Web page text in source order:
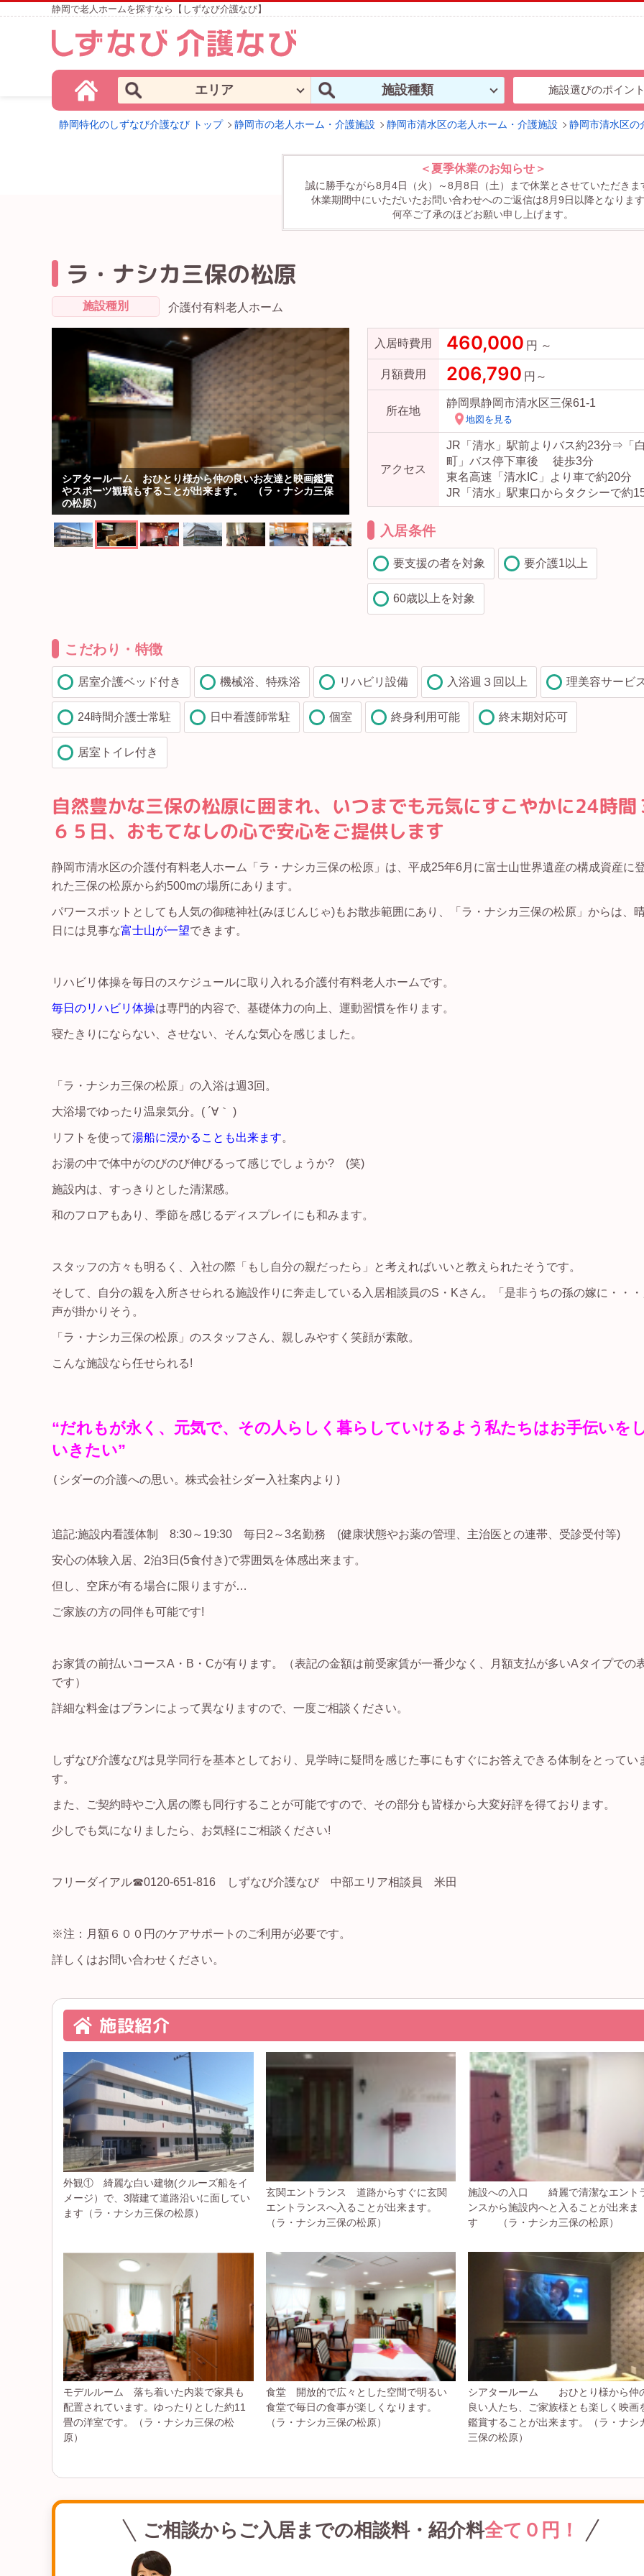
静岡で老人ホームを探すなら【しずなび介護なび】
エリア 施設種類 施設選びのポイン
静岡特化のしずなび介護なび トップ 静岡市の老人ホーム・介護施設 静岡市清水区の老人ホーム・介護施設 静岡市清水区の
＜夏季休業のお知らせ＞
誠に勝手ながら8月4日（火）～8月8日（土）まで休業とさせていただきま
休業期間中にいただいたお問い合わせへのご返信は8月9日以降となりま
何卒ご了承のほどお願い申し上げます。
ラ・ナシカ三保の松原
施設種別 介護付有料老人ホーム
シアタールーム おひとり様から仲の良いお友達と映画鑑賞
やスポーツ観戦もすることが出来ます。 （ラ・ナシカ三保
の松原）
カラオケルーム 懐かしいミラーボールもあり、仲の良い友
達や家族様達とも楽しめる空間となっています。 （ラ・ナ
入居時費用 460,000 円 ～
月額費用 206,790 円～
所在地
静岡県静岡市清水区三保61-1
地図を見る
アクセス
JR「清水」駅前よりバス約23分⇒「
町」バス停下車後 徒歩3分
東名高速「清水IC」より車で約20分
JR「清水」駅東口からタクシーで約
入居条件
要支援の者を対象 要介護1以上
60歳以上を対象
こだわり・特徴
居室介護ベッド付き 機械浴、特殊浴 リハビリ設備 入浴週３回以上 理美容サービ
24時間介護士常駐 日中看護師常駐 個室 終身利用可能 終末期対応可
居室トイレ付き
自然豊かな三保の松原に囲まれ、いつまでも元気にすこやかに24時間
６５日、おもてなしの心で安心をご提供します
静岡市清水区の介護付有料老人ホーム「ラ・ナシカ三保の松原」は、平成25年6月に富士山世界遺産の構成資産に
れた三保の松原から約500mの場所にあります。
パワースポットとしても人気の御穂神社(みほじんじゃ)もお散歩範囲にあり、「ラ・ナシカ三保の松原」からは、
日には見事な富士山が一望できます。
リハビリ体操を毎日のスケジュールに取り入れる介護付有料老人ホームです。
毎日のリハビリ体操は専門的内容で、基礎体力の向上、運動習慣を作ります。
寝たきりにならない、させない、そんな気心を感じました。
「ラ・ナシカ三保の松原」の入浴は週3回。
大浴場でゆったり温泉気分。( ´∀｀ )
リフトを使って湯船に浸かることも出来ます。
お湯の中で体中がのびのび伸びるって感じでしょうか? (笑)
施設内は、すっきりとした清潔感。
和のフロアもあり、季節を感じるディスプレイにも和みます。
スタッフの方々も明るく、入社の際「もし自分の親だったら」と考えればいいと教えられたそうです。
そして、自分の親を入所させられる施設作りに奔走している入居相談員のS・Kさん。「是非うちの孫の嫁に・・
声が掛かりそう。
「ラ・ナシカ三保の松原」のスタッフさん、親しみやすく笑顔が素敵。
こんな施設なら任せられる!
“だれもが永く、元気で、その人らしく暮らしていけるよう私たちはお手伝いを
いきたい”
(シダーの介護への思い。株式会社シダー入社案内より)
追記:施設内看護体制 8:30～19:30 毎日2～3名勤務 (健康状態やお薬の管理、主治医との連帯、受診受付等)
安心の体験入居、2泊3日(5食付き)で雰囲気を体感出来ます。
但し、空床が有る場合に限りますが…
ご家族の方の同伴も可能です!
お家賃の前払いコースA・B・Cが有ります。（表記の金額は前受家賃が一番少なく、月額支払が多いAタイプでの
です）
詳細な料金はプランによって異なりますので、一度ご相談ください。
しずなび介護なびは見学同行を基本としており、見学時に疑問を感じた事にもすぐにお答えできる体制をとってい
す。
また、ご契約時やご入居の際も同行することが可能ですので、その部分も皆様から大変好評を得ております。
少しでも気になりましたら、お気軽にご相談ください!
フリーダイアル☎0120-651-816 しずなび介護なび 中部エリア相談員 米田
※注：月額６００円のケアサポートのご利用が必要です。
詳しくはお問い合わせください。
施設紹介
外観① 綺麗な白い建物(クルーズ船をイ
メージ）で、3階建て道路沿いに面してい
ます（ラ・ナシカ三保の松原）
玄関エントランス 道路からすぐに玄関
エントランスへ入ることが出来ます。
（ラ・ナシカ三保の松原）
施設への入口 綺麗で清潔なエント
ンスから施設内へと入ることが出来ま
す （ラ・ナシカ三保の松原）
モデルルーム 落ち着いた内装で家具も
配置されています。ゆったりとした約11
畳の洋室です。（ラ・ナシカ三保の松
原）
食堂 開放的で広々とした空間で明るい
食堂で毎日の食事が楽しくなります。
（ラ・ナシカ三保の松原）
シアタールーム おひとり様から仲
良い人たち、ご家族様とも楽しく映画
鑑賞することが出来ます。（ラ・ナシ
三保の松原）
ご相談からご入居までの相談料・紹介料全て０円！